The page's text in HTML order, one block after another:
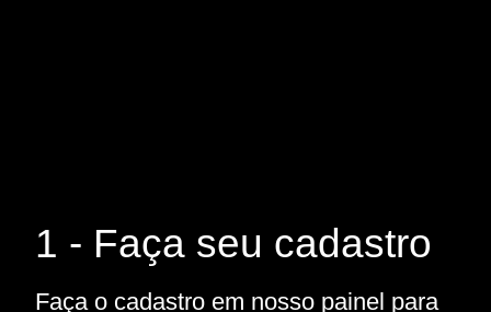
1 - Faça seu cadastro
Faça o cadastro em nosso painel para